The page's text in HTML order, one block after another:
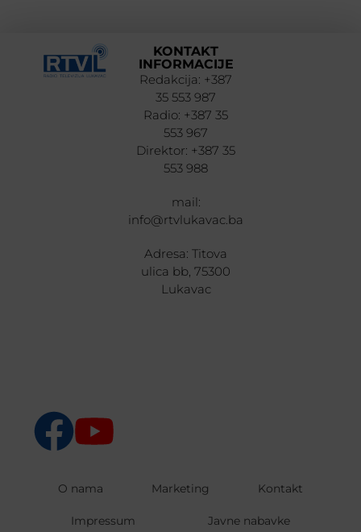
KONTAKT
INFORMACIJE
Redakcija: +387
35 553 987
Radio: +387 35
553 967
Direktor: +387 35
553 988
mail:
info@rtvlukavac.ba
Adresa: Titova
ulica bb, 75300
Lukavac
O nama Marketing Kontakt
Impressum Javne nabavke